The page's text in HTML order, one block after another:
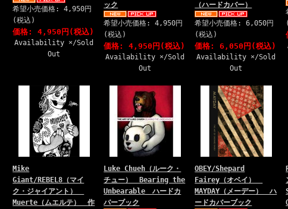
希望小売価格: 4,950円
(税込)
価格: 4,950円(税込)
Availability ×/Sold
Out
ック
希望小売価格: 4,950円
(税込)
価格: 4,950円(税込)
Availability ×/Sold
Out
（ハードカバー）
希望小売価格: 6,050円
(税込)
価格: 6,050円(税込)
Availability ×/Sold
Out
Mike
Giant/REBEL8（マイ
ク・ジャイアント）
Muerte（ムエルテ） 作
Luke Chueh（ルーク・
チュー） Bearing the
Unbearable ハードカ
バーブック
OBEY/Shepard
Fairey（オベイ）
MAYDAY（メーデー） ハ
ードカバーブック